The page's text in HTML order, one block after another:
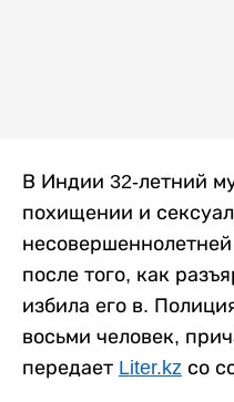
В Индии 32-летний
похищении и
после того, как
избила его в.
восьми человек,
передает Liter.kz со